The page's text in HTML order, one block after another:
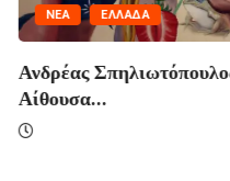
NΈΑ ΕΛΛΆΔΑ
Ανδρέας
Αίθουσα...